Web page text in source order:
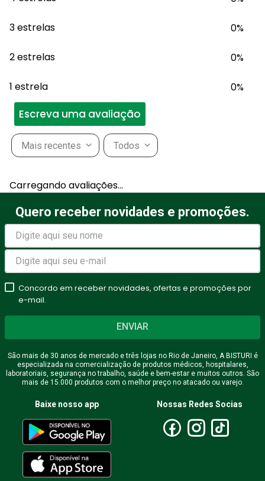
3 estrelas 0%
2 estrelas 0%
1 estrela 0%
Escreva uma avaliação
Avalie o produto de 1 a 5
estrelas
★★★★★
Seu nome
Endereço de email
Escreva uma avaliação
Mais recentes Todos
Carregando avaliações…
Quero receber novidades e promoções.
Concordo em receber novidades, ofertas e promoções por
e-mail.
ENVIAR
São mais de 30 anos de mercado e três lojas no Rio de Janeiro, A BISTURI é
especializada na comercialização de produtos médicos, hospitalares,
laboratoriais, segurança no trabalho, saúde e bem-estar e muitos outros. São
mais de 15.000 produtos com o melhor preço no atacado ou varejo.
Baixe nosso app Nossas Redes Socias